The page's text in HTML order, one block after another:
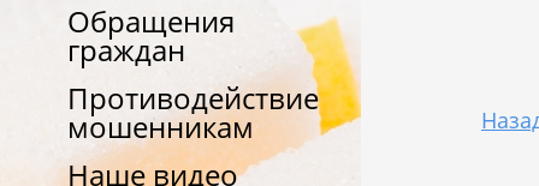
Обращения
граждан
Противодействие
мошенникам
Наше видео